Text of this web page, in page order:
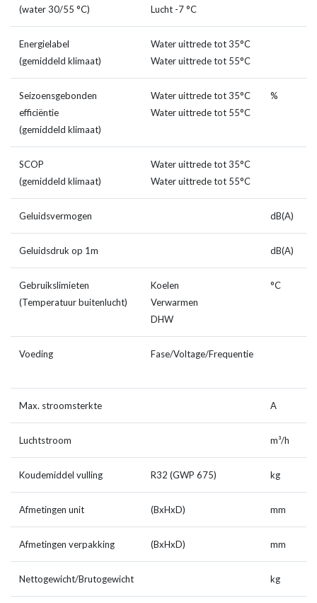
(water 30/55 °C)
Lucht -7 °C
Energielabel
(gemiddeld klimaat)
Water uittrede tot 35°C
Water uittrede tot 55°C
Seizoensgebonden
efficiëntie
(gemiddeld klimaat)
Water uittrede tot 35°C
Water uittrede tot 55°C
%
SCOP
(gemiddeld klimaat)
Water uittrede tot 35°C
Water uittrede tot 55°C
Geluidsvermogen dB(A)
Geluidsdruk op 1m dB(A)
Gebruikslimieten
(Temperatuur buitenlucht)
Koelen
Verwarmen
DHW
°C
Voeding Fase/Voltage/Frequentie
Max. stroomsterkte A
Luchtstroom m³/h
Koudemiddel vulling R32 (GWP 675) kg
Afmetingen unit (BxHxD) mm
Afmetingen verpakking (BxHxD) mm
Nettogewicht/Brutogewicht kg